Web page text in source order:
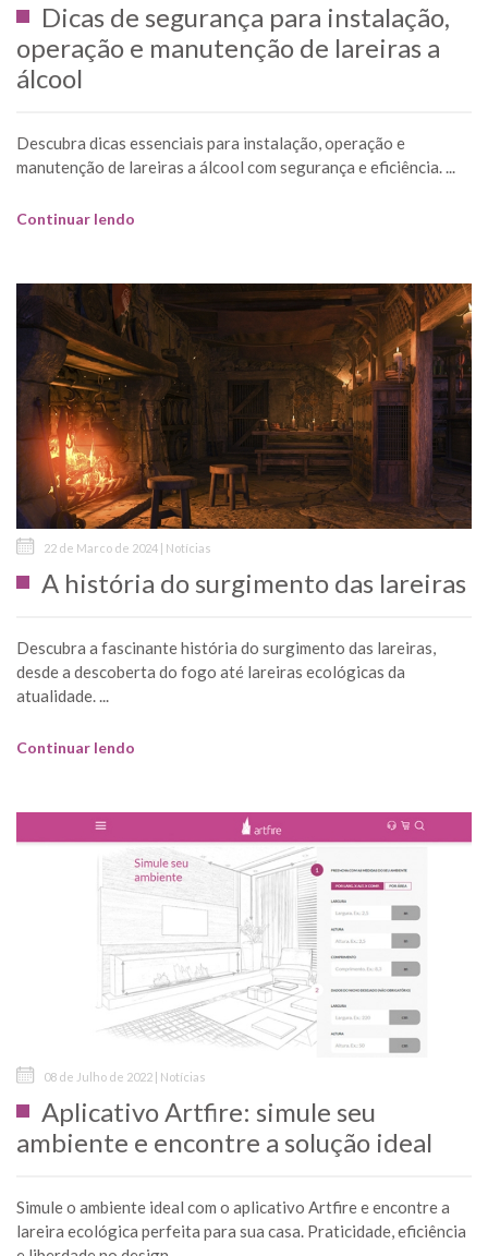
Dicas de segurança para instalação,
operação e manutenção de lareiras a
álcool
Descubra dicas essenciais para instalação, operação e
manutenção de lareiras a álcool com segurança e eficiência. ...
Continuar lendo
22 de Marco de 2024 | Notícias
A história do surgimento das lareiras
Descubra a fascinante história do surgimento das lareiras,
desde a descoberta do fogo até lareiras ecológicas da
atualidade. ...
Continuar lendo
08 de Julho de 2022 | Notícias
Aplicativo Artfire: simule seu
ambiente e encontre a solução ideal
Simule o ambiente ideal com o aplicativo Artfire e encontre a
lareira ecológica perfeita para sua casa. Praticidade, eficiência